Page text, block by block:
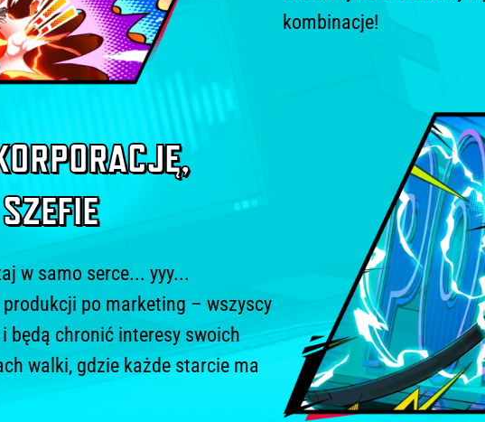
Cały świat
przez
animowane
chodzi tylko o
kombinacje!